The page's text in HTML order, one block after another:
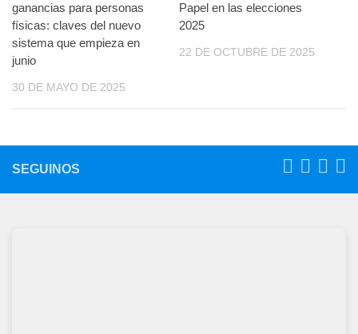
ganancias para personas
físicas: claves del nuevo
sistema que empieza en
junio
30 DE MAYO DE 2025
Papel en las elecciones
2025
22 DE OCTUBRE DE 2025
SEGUINOS